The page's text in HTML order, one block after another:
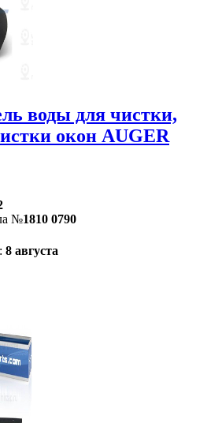
воды для чистки,
окон AUGER
№1810 0790
8 августа